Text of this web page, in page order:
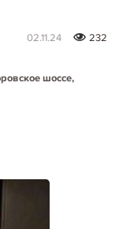
02.11.24
232
шоссе,